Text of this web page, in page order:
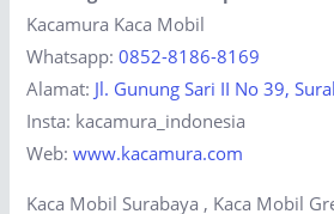
Kacamura Kaca Mobil
Whatsapp:0852-8186-8169
Alamat: Jl. Gunung Sari II No 39,
Insta: kacamura_indonesia
Web:www.kacamura.com
Kaca Mobil Surabaya , Kaca Mobil